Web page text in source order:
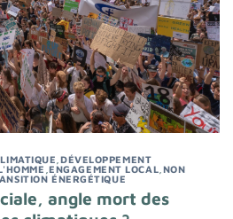
,DÉVELOPPEMENT
,ENGAGEMENT LOCAL
NON
ÉNERGÉTIQUE
angle mort des